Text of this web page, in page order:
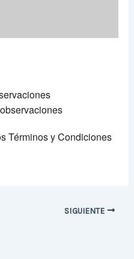
Términos y Condiciones
SIGUIENTE